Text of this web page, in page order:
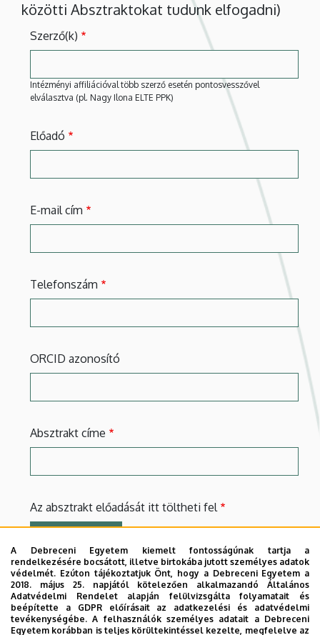
közötti Absztraktokat tudunk elfogadni)
Szerző(k)
Intézményi affiliációval több szerző esetén pontosvesszővel
elválasztva (pl. Nagy Ilona ELTE PPK)
Előadó
E-mail cím
Telefonszám
ORCID azonosító
Absztrakt címe
Az absztrakt előadását itt töltheti fel
Csak egy fájl.
2 MB korlát.
Engedélyezett típusok: doc, docx.
Szeretne további absztraktot feltölteni?
A Debreceni Egyetem kiemelt fontosságúnak tartja a
rendelkezésére bocsátott, illetve birtokába jutott személyes adatok
védelmét. Ezúton tájékoztatjuk Önt, hogy a Debreceni Egyetem a
2018. május 25. napjától kötelezően alkalmazandó Általános
Adatvédelmi Rendelet alapján felülvizsgálta folyamatait és
beépítette a GDPR előírásait az adatkezelési és adatvédelmi
tevékenységébe. A felhasználók személyes adatait a Debreceni
Egyetem korábban is teljes körültekintéssel kezelte, megfelelve az